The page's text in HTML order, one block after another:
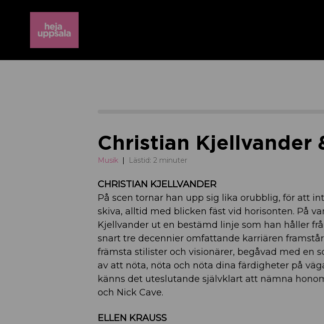
Christian Kjellvander
Musik Lästid: 2 minuter
CHRISTIAN KJELLVANDER
På scen tornar han upp sig lika orubblig, för att
skiva, alltid med blicken fäst vid horisonten. På
Kjellvander ut en bestämd linje som han håller
snart tre decennier omfattande karriären
främsta stilister och visionärer, begåvad med en
av att nöta, nöta och nöta dina färdigheter på
känns det uteslutande självklart att nämna
och Nick Cave.
ELLEN KRAUSS